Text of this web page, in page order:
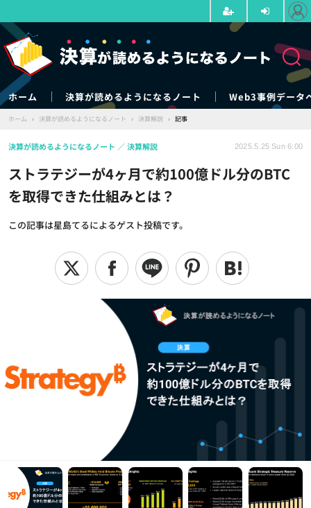
ホーム 決算が読めるようになるノート Web3事例データ
ホーム › 決算が読めるようになるノート › 決算解説 › 記事
ストラテジーが4ヶ月で約100億ドル分のBTC
を取得できた仕組みとは？
この記事は星島てるによるゲスト投稿です。
決算が読めるようになるノート 決算解説 2025.5.25 Sun 6:00